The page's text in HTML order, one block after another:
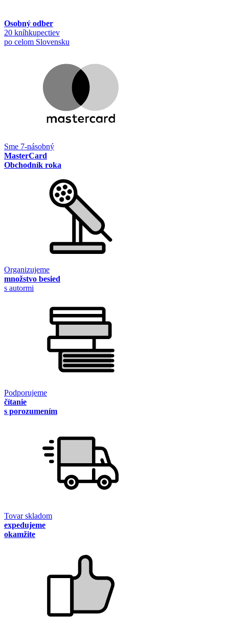
Osobný odber
20 kníhkupectiev
po celom Slovensku
Sme 7-násobný
MasterCard
Obchodník roka
Organizujeme
množstvo besied
s autormi
Podporujeme
čítanie
s porozumením
Tovar skladom
expedujeme
okamžite